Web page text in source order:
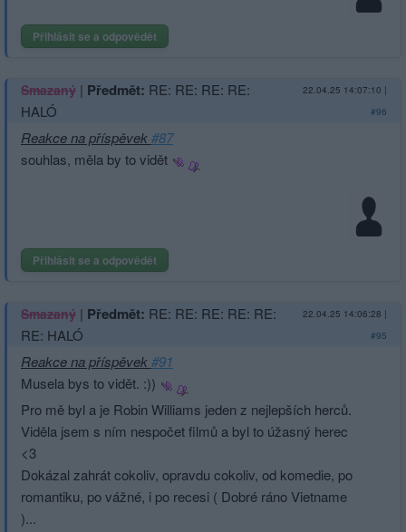
Přihlásit se a odpovědět
Smazaný | Předmět: RE: RE: RE: RE:
HALÓ
22.04.25 14:07:10 |
#96
Reakce na příspěvek#87
souhlas, měla by to vidět
Přihlásit se a odpovědět
Smazaný | Předmět: RE: RE: RE: RE: RE:
RE: HALÓ
22.04.25 14:06:28 |
#95
Reakce na příspěvek#91
Musela bys to vidět. :))
Pro mě byl a je Robin Williams jeden z nejlepších herců.
Viděla jsem s ním nespočet filmů a byl to úžasný herec
<3
Dokázal zahrát cokoliv, opravdu cokoliv, od komedie, po
romantiku, po vážné, i po recesi ( Dobré ráno Vietname
)...